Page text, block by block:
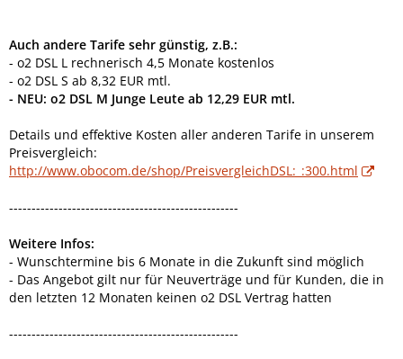
Auch andere Tarife sehr günstig, z.B.:
- o2 DSL L rechnerisch 4,5 Monate kostenlos
- o2 DSL S ab 8,32 EUR mtl.
- NEU: o2 DSL M Junge Leute ab 12,29 EUR mtl.
Details und effektive Kosten aller anderen Tarife in unserem
Preisvergleich:
http://www.obocom.de/shop/PreisvergleichDSL:_:300.html
---------------------------------------------------
Weitere Infos:
- Wunschtermine bis 6 Monate in die Zukunft sind möglich
- Das Angebot gilt nur für Neuverträge und für Kunden, die in
den letzten 12 Monaten keinen o2 DSL Vertrag hatten
---------------------------------------------------